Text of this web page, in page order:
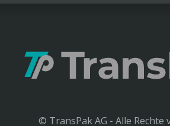
© TransPak AG - Alle Rechte